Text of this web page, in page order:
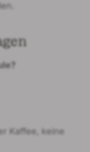
Kaffee, keine